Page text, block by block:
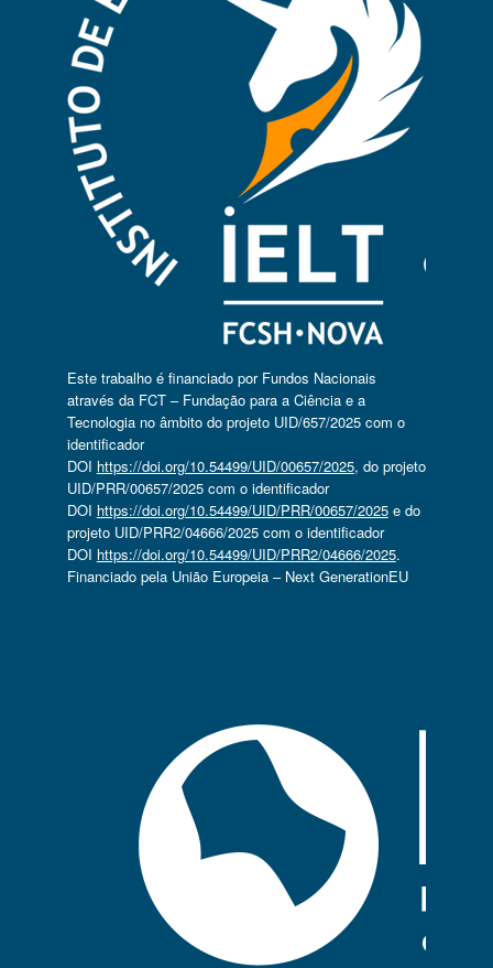
Este trabalho é financiado por Fundos Nacionais
através da FCT – Fundação para a Ciência e a
Tecnologia no âmbito do projeto UID/657/2025 com o
identificador
DOI https://doi.org/10.54499/UID/00657/2025, do projeto
UID/PRR/00657/2025 com o identificador
DOI https://doi.org/10.54499/UID/PRR/00657/2025e do
projeto UID/PRR2/04666/2025 com o identificador
DOI https://doi.org/10.54499/UID/PRR2/04666/2025.
Financiado pela União Europeia – Next GenerationEU